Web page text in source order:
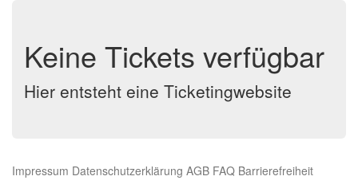
Keine Tickets verfügbar
Hier entsteht eine Ticketingwebsite
Impressum Datenschutzerklärung AGB FAQ Barrierefreiheit